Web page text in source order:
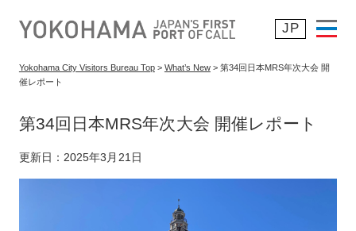
JP
> Top 8 Reasons
Yokohama City Visitors Bureau Top> What’s New> 第34回日本MRS年次大会 開
催レポート
第34回日本MRS年次大会 開催レポート
更新日：2025年3月21日